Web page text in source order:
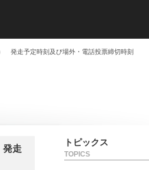
発走予定時刻及び場外・電話投票締切時刻
走
トピックス
TOPICS